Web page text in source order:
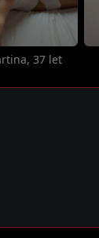
37 let